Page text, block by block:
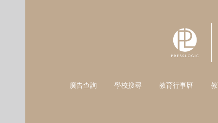
廣告查詢 學校搜尋 教育行事曆